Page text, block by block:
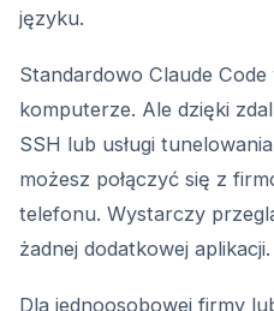
języku.
Standardowo Claude
komputerze. Ale dzięki
SSH lub usługi
możesz połączyć się z
telefonu. Wystarczy
żadnej dodatkowej aplikacji.
Dla jednoosobowej firmy